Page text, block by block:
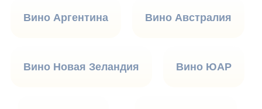
Вино Аргентина Вино Австралия
Вино Новая Зеландия Вино ЮАР